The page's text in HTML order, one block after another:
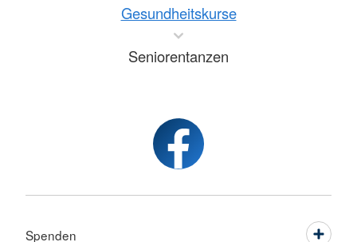
Gesundheitskurse
Seniorentanzen
Spenden